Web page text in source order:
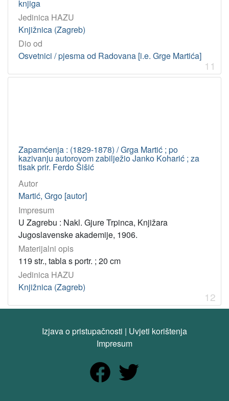
knjiga
Jedinica HAZU
Knjižnica (Zagreb)
Dio od
Osvetnici / pjesma od Radovana [i.e. Grge Martića]
11
Zapamćenja : (1829-1878) / Grga Martić ; po
kazivanju autorovom zabilježio Janko Koharić ; za
tisak prir. Ferdo Šišić
Autor
Martić, Grgo [autor]
Impresum
U Zagrebu : Nakl. Gjure Trpinca, Knjižara
Jugoslavenske akademije, 1906.
Materijalni opis
119 str., tabla s portr. ; 20 cm
Jedinica HAZU
Knjižnica (Zagreb)
12
Izjava o pristupačnosti | Uvjeti korištenja
Impresum